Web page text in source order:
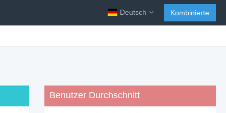
Deutsch Kombinierte
Benutzer Durchschnitt